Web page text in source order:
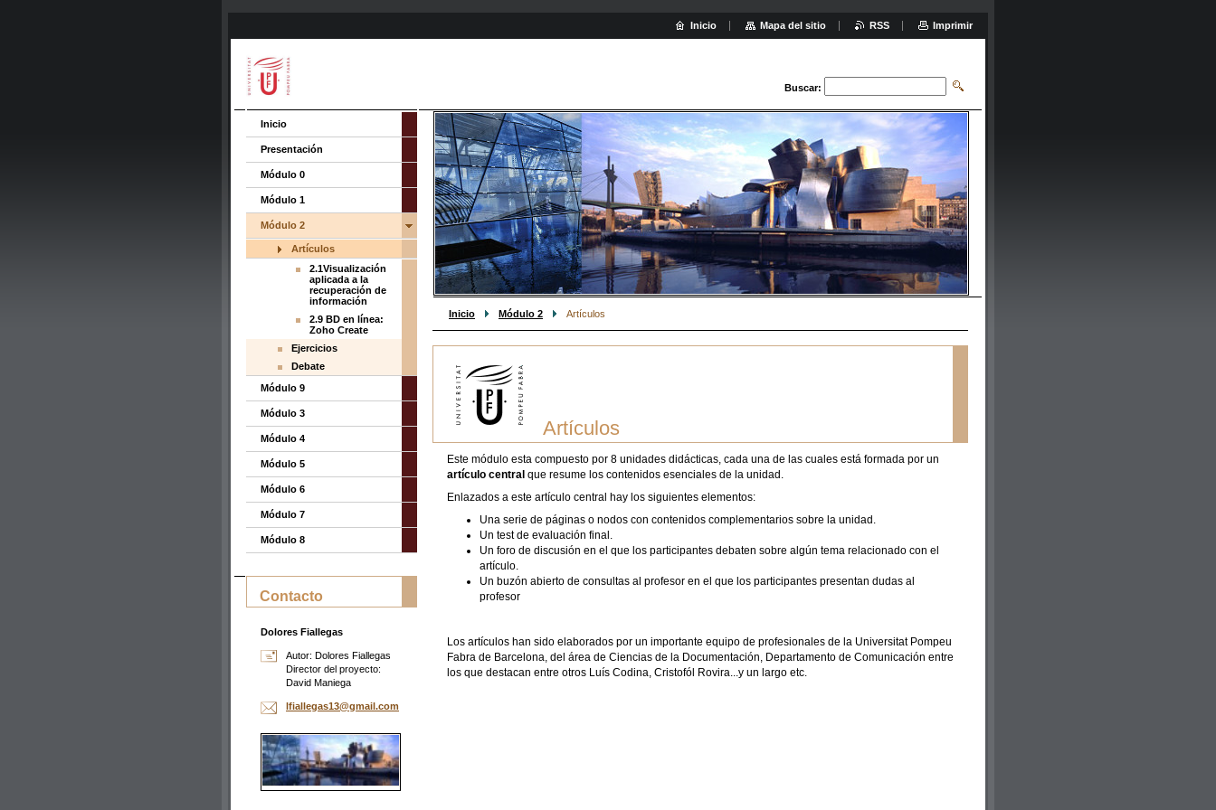
Buscar:
Inicio Módulo 2 Artículos
Artículos
Este módulo esta compuesto por 8 unidades didácticas, cada una de las cuales está formada por un
artículo central que resume los contenidos esenciales de la unidad.
Enlazados a este artículo central hay los siguientes elementos:
Una serie de páginas o nodos con contenidos complementarios sobre la unidad.
Un test de evaluación final.
Un foro de discusión en el que los participantes debaten sobre algún tema relacionado con el
artículo.
Un buzón abierto de consultas al profesor en el que los participantes presentan dudas al
profesor
Los artículos han sido elaborados por un importante equipo de profesionales de la Universitat Pompeu
Fabra de Barcelona, del área de Ciencias de la Documentación, Departamento de Comunicación entre
los que destacan entre otros Luís Codina, Cristofól Rovira...y un largo etc.
Inicio
Presentación
Módulo 0
Módulo 1
Módulo 2
Artículos
2.1Visualización
aplicada a la
recuperación de
información
2.9 BD en línea:
Zoho Create
Ejercicios
Debate
Módulo 9
Módulo 3
Módulo 4
Módulo 5
Módulo 6
Módulo 7
Módulo 8
Contacto
Dolores Fiallegas
Autor: Dolores Fiallegas
Director del proyecto:
David Maniega
lfiallegas13@gmail.com
Inicio Mapa del sitio RSS Imprimir